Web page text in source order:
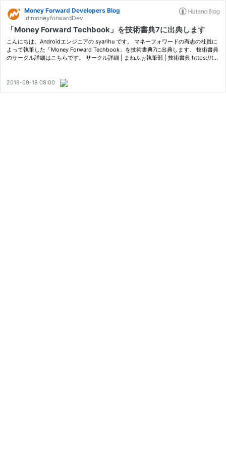
Money Forward Developers Blog
id:moneyforwardDev
「Money Forward Techbook」を技術書典7に出典します
こんにちは、Androidエンジニアの syarihu です。 マネーフォワードの有志の社員に
よって執筆した「Money Forward Techbook」を技術書典7に出典します。 技術書典
のサークル詳細はこちらです。 サークル詳細 | まねふぉ執筆部 | 技術書典 https://tec
2019-09-18 08:00